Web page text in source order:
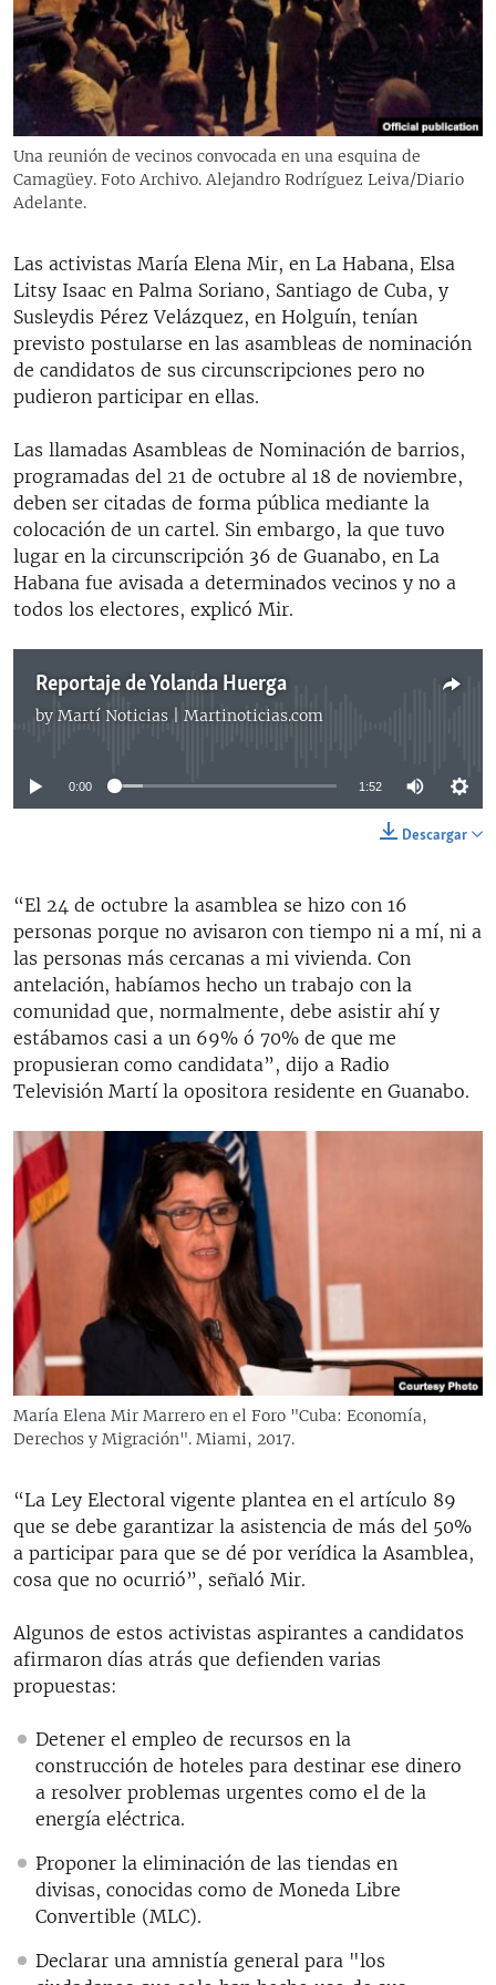
RADIO MARTÍ
ESPECIALES
ESPECIALES
LA REALIDAD DE LA VIVIENDA EN CUBA
SER VIEJO EN CUBA
LOS SANTOS DE HIALEAH
DESINFORMACIÓN RUSA EN AMÉRICA LATINA
LA INVASIÓN DE RUSIA A UCRANIA
MULTIMEDIA
EDITORIALES
SÍGUENOS
Una reunión de vecinos convocada en una esquina de
Camagüey. Foto Archivo. Alejandro Rodríguez Leiva/Diario
Adelante.
Las activistas María Elena Mir, en La Habana, Elsa
Litsy Isaac en Palma Soriano, Santiago de Cuba, y
Susleydis Pérez Velázquez, en Holguín, tenían
previsto postularse en las asambleas de nominación
de candidatos de sus circunscripciones pero no
pudieron participar en ellas.
Las llamadas Asambleas de Nominación de barrios,
programadas del 21 de octubre al 18 de noviembre,
deben ser citadas de forma pública mediante la
colocación de un cartel. Sin embargo, la que tuvo
lugar en la circunscripción 36 de Guanabo, en La
Habana fue avisada a determinados vecinos y no a
todos los electores, explicó Mir.
Reportaje de Yolanda Huerga
by Martí Noticias | Martinoticias.com
No media source currently available
0:00 1:52
Descargar
“El 24 de octubre la asamblea se hizo con 16
personas porque no avisaron con tiempo ni a mí, ni a
las personas más cercanas a mi vivienda. Con
antelación, habíamos hecho un trabajo con la
comunidad que, normalmente, debe asistir ahí y
estábamos casi a un 69% ó 70% de que me
propusieran como candidata”, dijo a Radio
Televisión Martí la opositora residente en Guanabo.
María Elena Mir Marrero en el Foro "Cuba: Economía,
Derechos y Migración". Miami, 2017.
“La Ley Electoral vigente plantea en el artículo 89
que se debe garantizar la asistencia de más del 50%
a participar para que se dé por verídica la Asamblea,
cosa que no ocurrió”, señaló Mir.
Algunos de estos activistas aspirantes a candidatos
afirmaron días atrás que defienden varias
propuestas:
Detener el empleo de recursos en la
construcción de hoteles para destinar ese dinero
a resolver problemas urgentes como el de la
energía eléctrica.
Proponer la eliminación de las tiendas en
divisas, conocidas como de Moneda Libre
Convertible (MLC).
Declarar una amnistía general para "los